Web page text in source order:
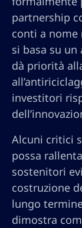
partnership
conti a nome
si basa su un
dà priorità
investitori
Alcuni critici
possa
sostenitori
costruzione
lungo
dimostra